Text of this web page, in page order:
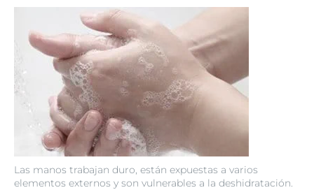
Las manos trabajan duro, están expuestas a varios
elementos externos y son vulnerables a la deshidratación.